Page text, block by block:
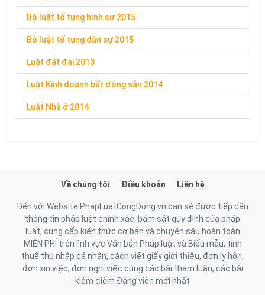
Bộ luật tố tụng hình sự 2015
Bộ luật tố tụng dân sự 2015
Luật đất đai 2013
Luật Kinh doanh bất động sản 2014
Luật Nhà ở 2014
Về chúng tôi Điều khoản Liên hệ
Đến với Website PhapLuatCongDong.vn bạn sẽ được tiếp cận
thông tin pháp luật chính xác, bám sát quy định của pháp
luật, cung cấp kiến thức cơ bản và chuyên sâu hoàn toàn
MIỄN PHÍ trên lĩnh vực Văn bản Pháp luật và Biểu mẫu, tính
thuế thu nhập cá nhân, cách viết giấy giới thiệu, đơn ly hôn,
đơn xin việc, đơn nghỉ việc cùng các bài tham luận, các bài
kiểm điểm Đảng viên mới nhất